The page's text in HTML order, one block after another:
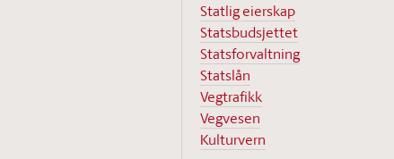
Statlig eierskap
Statsbudsjettet
Statsforvaltning
Statslån
Vegtrafikk
Vegvesen
Kulturvern